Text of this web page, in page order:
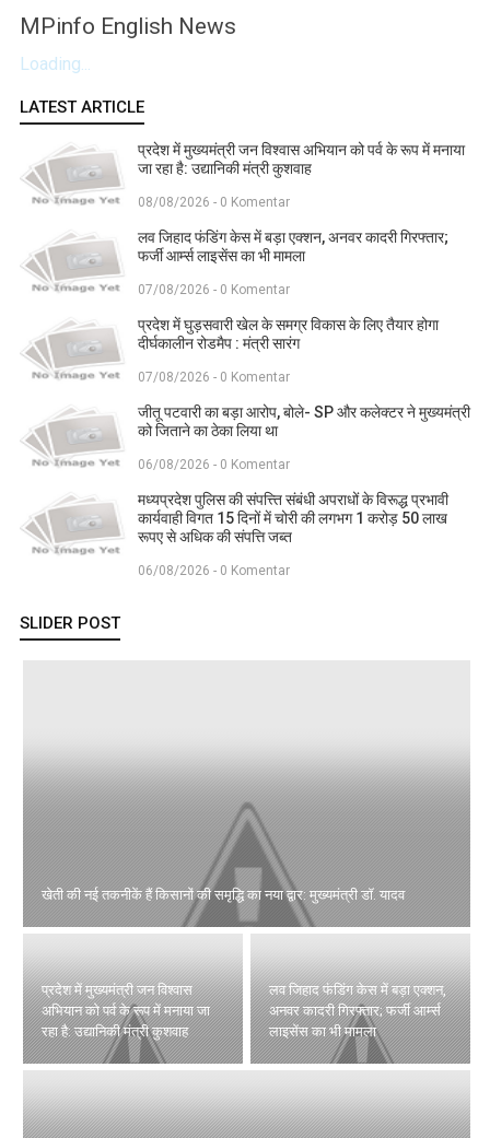
MPinfo English News
Loading...
LATEST ARTICLE
प्रदेश में मुख्यमंत्री जन विश्वास अभियान को पर्व के रूप में मनाया
जा रहा है: उद्यानिकी मंत्री कुशवाह
08/08/2026 - 0 Komentar
लव जिहाद फंडिंग केस में बड़ा एक्शन, अनवर कादरी गिरफ्तार;
फर्जी आर्म्स लाइसेंस का भी मामला
07/08/2026 - 0 Komentar
प्रदेश में घुड़सवारी खेल के समग्र विकास के लिए तैयार होगा
दीर्घकालीन रोडमैप : मंत्री सारंग
07/08/2026 - 0 Komentar
जीतू पटवारी का बड़ा आरोप, बोले- SP और कलेक्टर ने मुख्यमंत्री
को जिताने का ठेका लिया था
06/08/2026 - 0 Komentar
मध्यप्रदेश पुलिस की संपत्त्ति संबंधी अपराधों के विरूद्ध प्रभावी
कार्यवाही विगत 15 दिनों में चोरी की लगभग 1 करोड़ 50 लाख
रूपए से अधिक की संपत्ति जब्‍त
06/08/2026 - 0 Komentar
SLIDER POST
खेती की नई तकनीकें हैं किसानों की समृद्धि का नया द्वार: मुख्यमंत्री डॉ. यादव
प्रदेश में मुख्यमंत्री जन विश्वास
अभियान को पर्व के रूप में मनाया जा
रहा है: उद्यानिकी मंत्री कुशवाह
लव जिहाद फंडिंग केस में बड़ा एक्शन,
अनवर कादरी गिरफ्तार; फर्जी आर्म्स
लाइसेंस का भी मामला